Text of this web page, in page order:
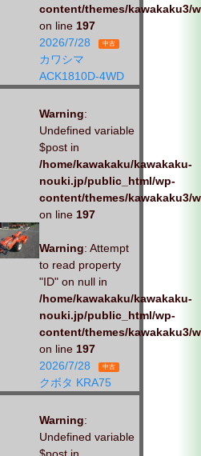
商品コード
MARUYAMA_MF-654-1
クボタ EP4DF-CS
広島県 S様 中古
この度は、弊社商品をご購入い
ただきありがとうございまし
れ、ご成約いただきました。
「試運転もお願いします」とお
content/themes/kawakaku3/
on line 197
2026/7/28
中古
カワシマ
ACK1810D-4WD
Warning:
Undefined variable
$post in
/home/kawakaku/kawakaku-
nouki.jp/public_html/wp-
content/themes/kawakaku3/
on line 197
Warning: Attempt
to read property
"ID" on null in
/home/kawakaku/kawakaku-
nouki.jp/public_html/wp-
content/themes/kawakaku3/
on line 197
2026/7/28
中古
クボタ KRA75
Warning:
Undefined variable